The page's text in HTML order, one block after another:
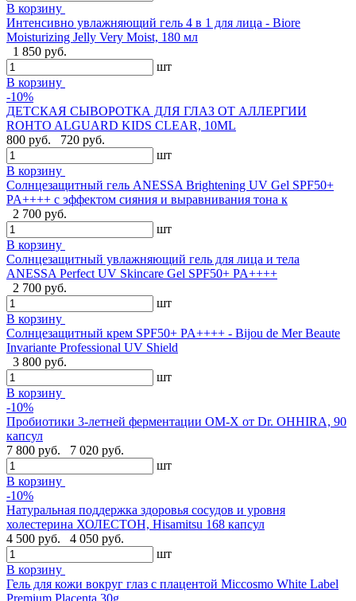
В корзину
Интенсивно увлажняющий гель 4 в 1 для лица - Biore
Moisturizing Jelly Very Moist, 180 мл
1 850 руб.
шт
В корзину
-10%
ДЕТСКАЯ СЫВОРОТКА ДЛЯ ГЛАЗ ОТ АЛЛЕРГИИ
ROHTO ALGUARD KIDS CLEAR, 10ML
800 руб.
720 руб.
шт
В корзину
Солнцезащитный гель ANESSA Brightening UV Gel SPF50+
PA++++ с эффектом сияния и выравнивания тона к
2 700 руб.
шт
В корзину
Солнцезащитный увлажняющий гель для лица и тела
ANESSA Perfect UV Skincare Gel SPF50+ PA++++
2 700 руб.
шт
В корзину
Cолнцезащитный крем SPF50+ PA++++ - Bijou de Mer Beaute
Invariante Professional UV Shield
3 800 руб.
шт
В корзину
-10%
Пробиотики 3-летней ферментации OM-X от Dr. OHHIRA, 90
капсул
7 800 руб.
7 020 руб.
шт
В корзину
-10%
Натуральная поддержка здоровья сосудов и уровня
холестерина ХОЛЕСТОН, Hisamitsu 168 капсул
4 500 руб.
4 050 руб.
шт
В корзину
Гель для кожи вокруг глаз с плацентой Miccosmo White Label
Premium Placenta,30g